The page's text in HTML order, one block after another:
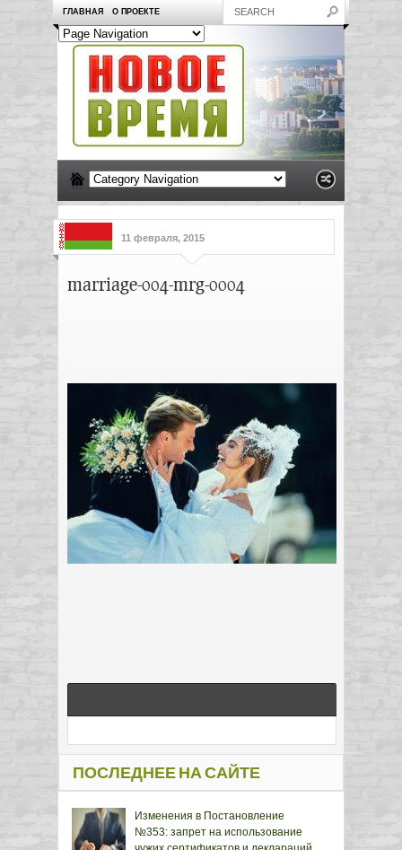
ГЛАВНАЯ О ПРОЕКТЕ
11 февраля, 2015
marriage-004-mrg-0004
ПОСЛЕДНЕЕ НА САЙТЕ
Изменения в Постановление
№353: запрет на использование